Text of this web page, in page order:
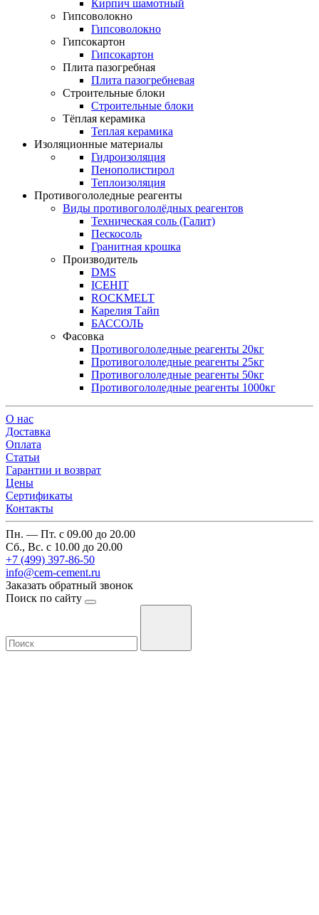
Кирпич шамотный
Гипсоволокно
Гипсоволокно
Гипсокартон
Гипсокартон
Плита пазогребная
Плита пазогребневая
Строительные блоки
Строительные блоки
Тёплая керамика
Теплая керамика
Изоляционные материалы
Гидроизоляция
Пенополистирол
Теплоизоляция
Противогололедные реагенты
Виды противогололёдных реагентов
Техническая соль (Галит)
Пескосоль
Гранитная крошка
Производитель
DMS
ICEHIT
ROCKMELT
Карелия Тайп
БАССОЛЬ
Фасовка
Противогололедные реагенты 20кг
Противогололедные реагенты 25кг
Противогололедные реагенты 50кг
Противогололедные реагенты 1000кг
О нас
Доставка
Оплата
Cтатьи
Гарантии и возврат
Цены
Сертификаты
Контакты
Пн. — Пт. с 09.00 до 20.00
Сб., Вс. с 10.00 до 20.00
+7 (499) 397-86-50
info@cem-cement.ru
Заказать обратный звонок
Поиск по сайту